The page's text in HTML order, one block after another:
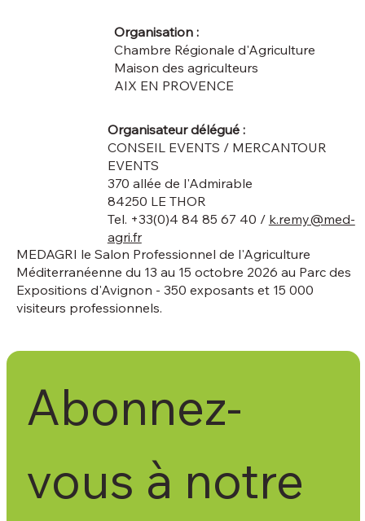
MEDAGRI le Salon Professionnel de l'Agriculture
Méditerranéenne du 13 au 15 octobre 2026 au Parc des
Expositions d'Avignon - 350 exposants et 15 000
visiteurs professionnels.
Organisateur délégué :
CONSEIL EVENTS / MERCANTOUR
EVENTS
370 allée de l'Admirable
84250 LE THOR
Tel. +33(0)4 84 85 67 40 / k.remy@med-
agri.fr
Organisation :
Chambre Régionale d'Agriculture
Maison des agriculteurs
AIX EN PROVENCE
Abonnez-
vous à notre